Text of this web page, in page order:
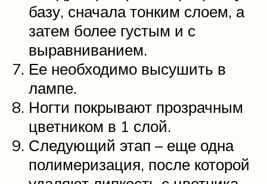
базу, сначала тонким слоем, а
затем более густым и с
выравниванием.
Ее необходимо высушить в
лампе.
Ногти покрывают прозрачным
цветником в 1 слой.
Следующий этап – еще одна
полимеризация, после которой